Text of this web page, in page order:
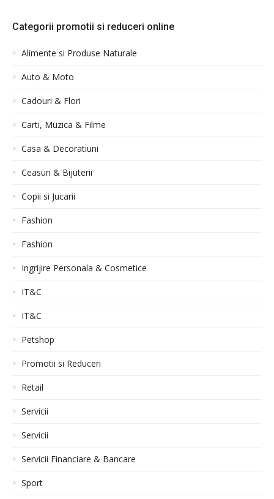
Categorii promotii si reduceri online
Alimente si Produse Naturale
Auto & Moto
Cadouri & Flori
Carti, Muzica & Filme
Casa & Decoratiuni
Ceasuri & Bijuterii
Copii si Jucarii
Fashion
Fashion
Ingrijire Personala & Cosmetice
IT&C
IT&C
Petshop
Promotii si Reduceri
Retail
Servicii
Servicii
Servicii Financiare & Bancare
Sport